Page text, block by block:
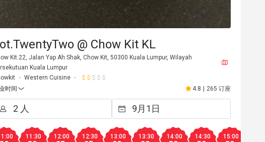
@ Chow Kit KL
Kit.22, Jalan Yap Ah Shak, Chow Kit, 50300 Kuala Lumpur, Wilayah
Kuala Lumpur
Western Cuisine
时间
4.8 265 订座
11:30 12:00 12:30 13:00 13:30 14:00 14:30 15:00